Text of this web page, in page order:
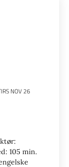
NOV 26
105 min.